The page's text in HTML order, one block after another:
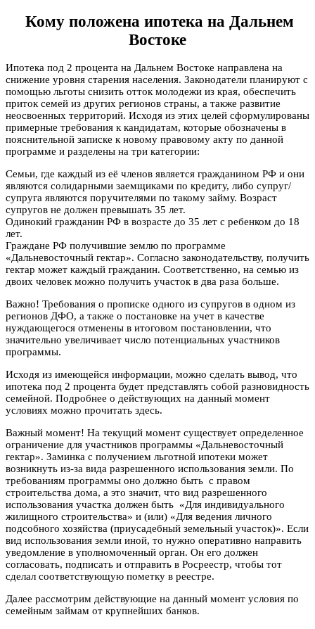
Кому положена ипотека на Дальнем
Востоке
Ипотека под 2 процента на Дальнем Востоке направлена на
снижение уровня старения населения. Законодатели планируют с
помощью льготы снизить отток молодежи из края, обеспечить
приток семей из других регионов страны, а также развитие
неосвоенных территорий. Исходя из этих целей сформулированы
примерные требования к кандидатам, которые обозначены в
пояснительной записке к новому правовому акту по данной
программе и разделены на три категории:
Семьи, где каждый из её членов является гражданином РФ и они
являются солидарными заемщиками по кредиту, либо супруг/
супруга являются поручителями по такому займу. Возраст
супругов не должен превышать 35 лет.
Одинокий гражданин РФ в возрасте до 35 лет с ребенком до 18
лет.
Граждане РФ получившие землю по программе
«Дальневосточный гектар». Согласно законодательству, получить
гектар может каждый гражданин. Соответственно, на семью из
двоих человек можно получить участок в два раза больше.
Важно! Требования о прописке одного из супругов в одном из
регионов ДФО, а также о постановке на учет в качестве
нуждающегося отменены в итоговом постановлении, что
значительно увеличивает число потенциальных участников
программы.
Исходя из имеющейся информации, можно сделать вывод, что
ипотека под 2 процента будет представлять собой разновидность
семейной. Подробнее о действующих на данный момент
условиях можно прочитать здесь.
Важный момент! На текущий момент существует определенное
ограничение для участников программы «Дальневосточный
гектар». Заминка с получением льготной ипотеки может
возникнуть из-за вида разрешенного использования земли. По
требованиям программы оно должно быть с правом
строительства дома, а это значит, что вид разрешенного
использования участка должен быть «Для индивидуального
жилищного строительства» и (или) «Для ведения личного
подсобного хозяйства (приусадебный земельный участок)». Если
вид использования земли иной, то нужно оперативно направить
уведомление в уполномоченный орган. Он его должен
согласовать, подписать и отправить в Росреестр, чтобы тот
сделал соответствующую пометку в реестре.
Далее рассмотрим действующие на данный момент условия по
семейным займам от крупнейших банков.